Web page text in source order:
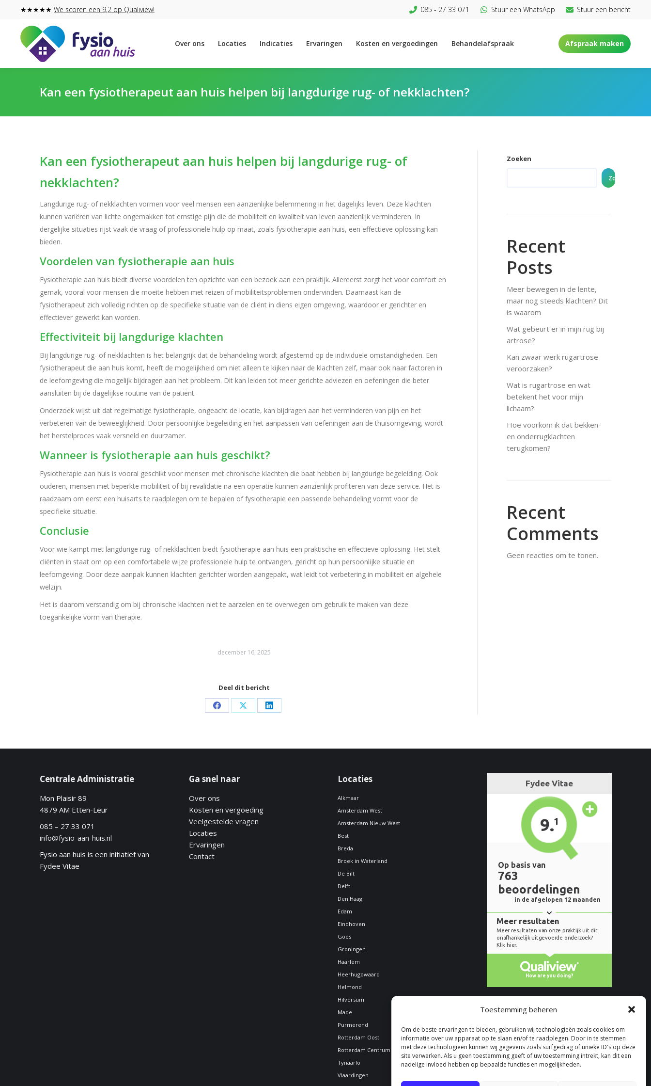
Toestemming beheren
Om de beste ervaringen te bieden, gebruiken wij technologieën zoals cookies om
informatie over uw apparaat op te slaan en/of te raadplegen. Door in te stemmen
met deze technologieën kunnen wij gegevens zoals surfgedrag of unieke ID's op deze
site verwerken. Als u geen toestemming geeft of uw toestemming intrekt, kan dit een
nadelige invloed hebben op bepaalde functies en mogelijkheden.
★★★★★ We scoren een 9,2 op Qualiview! 085 - 27 33 071 Stuur een WhatsApp Stuur een bericht
Over ons Locaties Indicaties Ervaringen Kosten en vergoedingen Behandelafspraak Afspraak maken
Kan een fysiotherapeut aan huis helpen bij langdurige rug- of nekklachten?
Kan een fysiotherapeut aan huis helpen bij langdurige rug- of
nekklachten?
Langdurige rug- of nekklachten vormen voor veel mensen een aanzienlijke belemmering in het dagelijks leven. Deze klachten
kunnen variëren van lichte ongemakken tot ernstige pijn die de mobiliteit en kwaliteit van leven aanzienlijk verminderen. In
dergelijke situaties rijst vaak de vraag of professionele hulp op maat, zoals fysiotherapie aan huis, een effectieve oplossing kan
bieden.
Voordelen van fysiotherapie aan huis
Fysiotherapie aan huis biedt diverse voordelen ten opzichte van een bezoek aan een praktijk. Allereerst zorgt het voor comfort en
gemak, vooral voor mensen die moeite hebben met reizen of mobiliteitsproblemen ondervinden. Daarnaast kan de
fysiotherapeut zich volledig richten op de specifieke situatie van de cliënt in diens eigen omgeving, waardoor er gerichter en
effectiever gewerkt kan worden.
Effectiviteit bij langdurige klachten
Bij langdurige rug- of nekklachten is het belangrijk dat de behandeling wordt afgestemd op de individuele omstandigheden. Een
fysiotherapeut die aan huis komt, heeft de mogelijkheid om niet alleen te kijken naar de klachten zelf, maar ook naar factoren in
de leefomgeving die mogelijk bijdragen aan het probleem. Dit kan leiden tot meer gerichte adviezen en oefeningen die beter
aansluiten bij de dagelijkse routine van de patiënt.
Onderzoek wijst uit dat regelmatige fysiotherapie, ongeacht de locatie, kan bijdragen aan het verminderen van pijn en het
verbeteren van de beweeglijkheid. Door persoonlijke begeleiding en het aanpassen van oefeningen aan de thuisomgeving, wordt
het herstelproces vaak versneld en duurzamer.
Wanneer is fysiotherapie aan huis geschikt?
Fysiotherapie aan huis is vooral geschikt voor mensen met chronische klachten die baat hebben bij langdurige begeleiding. Ook
ouderen, mensen met beperkte mobiliteit of bij revalidatie na een operatie kunnen aanzienlijk profiteren van deze service. Het is
raadzaam om eerst een huisarts te raadplegen om te bepalen of fysiotherapie een passende behandeling vormt voor de
specifieke situatie.
Conclusie
Voor wie kampt met langdurige rug- of nekklachten biedt fysiotherapie aan huis een praktische en effectieve oplossing. Het stelt
cliënten in staat om op een comfortabele wijze professionele hulp te ontvangen, gericht op hun persoonlijke situatie en
leefomgeving. Door deze aanpak kunnen klachten gerichter worden aangepakt, wat leidt tot verbetering in mobiliteit en algehele
welzijn.
Het is daarom verstandig om bij chronische klachten niet te aarzelen en te overwegen om gebruik te maken van deze
toegankelijke vorm van therapie.
december 16, 2025
Deel dit bericht
Share Share Share
Zoeken
Zoeken
Recent
Posts
Meer bewegen in de lente,
maar nog steeds klachten? Dit
is waarom
Wat gebeurt er in mijn rug bij
artrose?
Kan zwaar werk rugartrose
veroorzaken?
Wat is rugartrose en wat
betekent het voor mijn
lichaam?
Hoe voorkom ik dat bekken-
en onderrugklachten
terugkomen?
Recent
Comments
Geen reacties om te tonen.
Centrale Administratie
Mon Plaisir 89
4879 AM Etten-Leur
085 – 27 33 071
info@fysio-aan-huis.nl
Fysio aan huis is een initiatief van
Fydee Vitae
Ga snel naar
Over ons
Kosten en vergoeding
Veelgestelde vragen
Locaties
Ervaringen
Contact
Locaties
Alkmaar
Amsterdam West
Amsterdam Nieuw West
Best
Breda
Broek in Waterland
De Bilt
Delft
Den Haag
Edam
Eindhoven
Goes
Groningen
Haarlem
Heerhugowaard
Helmond
Hilversum
Made
Purmerend
Rotterdam Oost
Rotterdam Centrum
Tynaarlo
Vlaardingen